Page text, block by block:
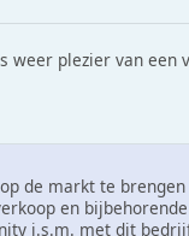
weer plezier van een
de markt te brengen
en
i.s.m. met dit